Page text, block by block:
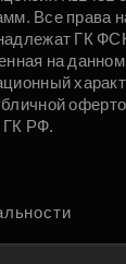
Все права
ГК
на данном
ГК РФ.